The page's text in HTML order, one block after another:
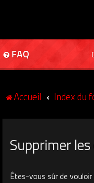
FAQ
Accueil Index du
Supprimer
Êtes-vous sûr de